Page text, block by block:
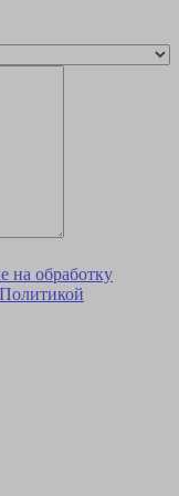
на обработку
Политикой